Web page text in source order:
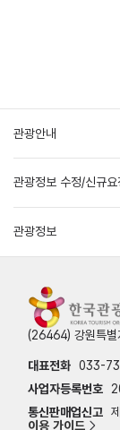
관광안내
관광정보 수정/신규요
관광정보
(26464) 강원특별
대표전화 033-
사업자등록번호
통신판매업신고
이용 가이드